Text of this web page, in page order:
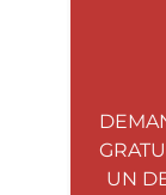
UN